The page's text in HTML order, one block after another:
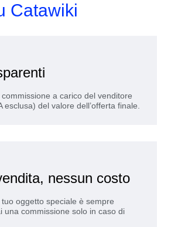
Catawiki
a carico del venditore
esclusa) del valore dell’offerta finale.
nessun costo
tuo oggetto speciale è sempre
una commissione solo in caso di